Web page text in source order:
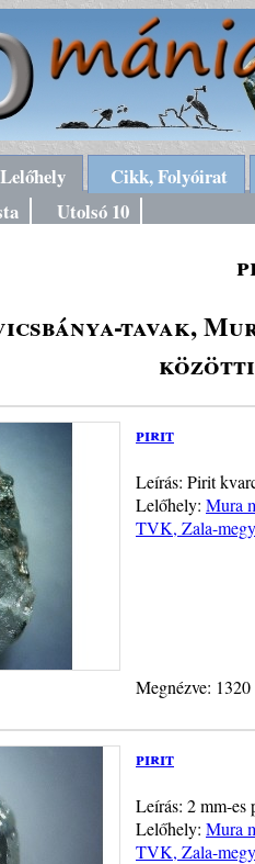
Lelőhely
Cikk, Folyóirat
Utolsó 10
tavak,
közötti
pirit
Leírás: Pirit
Lelőhely: Mura
TVK, Zala-
Megnézve:
pirit
Leírás: 2 mm-es
Lelőhely: Mura
TVK, Zala-